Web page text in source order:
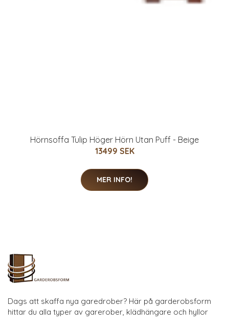
Hörnsoffa Tulip Höger Hörn Utan Puff - Beige
13499 SEK
MER INFO!
Dags att skaffa nya garedrober? Här på garderobsform
hittar du alla typer av garerober, klädhängare och hyllor